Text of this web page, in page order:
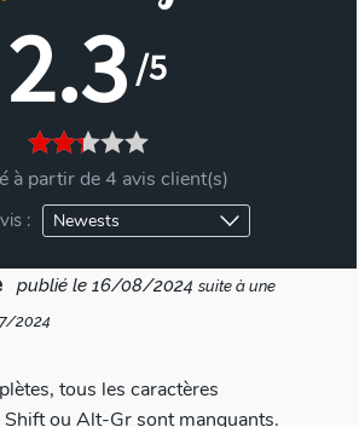
2.3 /5
à partir de 4 avis client(s)
:
publié le 16/08/2024 suite à une
2024
tous les caractères
Shift ou Alt-Gr sont manquants.